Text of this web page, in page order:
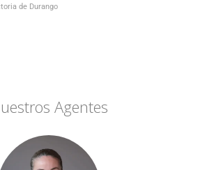
de Durango
Agentes